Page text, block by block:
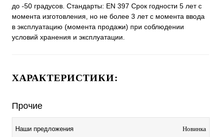
до -50 градусов. Стандарты: EN 397 Cрок годности 5 лет с
момента изготовления, но не более 3 лет с момента ввода
в эксплуатацию (момента продажи) при соблюдении
условий хранения и эксплуатации.
ХАРАКТЕРИСТИКИ:
Прочие
Наши предложения Новинка